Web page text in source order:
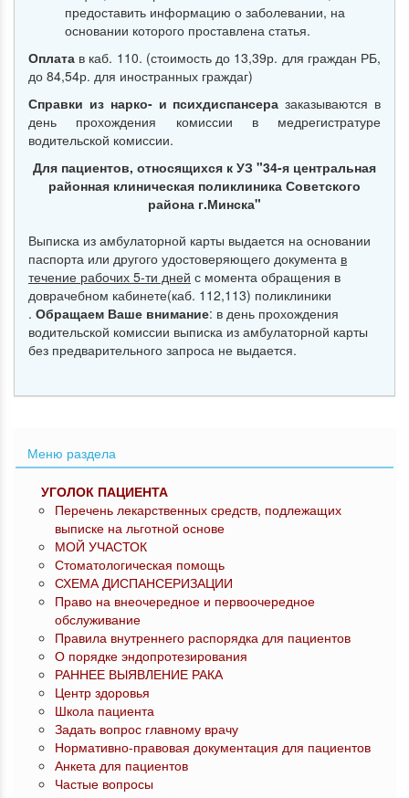
предоставить информацию о заболевании, на
основании которого проставлена статья.
Оплата в каб. 110. (стоимость до 13,39р. для граждан РБ,
до 84,54р. для иностранных граждаг)
Справки из нарко- и психдиспансера заказываются в
день прохождения комиссии в медрегистратуре
водительской комиссии.
Для пациентов, относящихся к УЗ "34-я центральная
районная клиническая поликлиника Советского
района г.Минска"
Выписка из амбулаторной карты выдается на основании
паспорта или другого удостоверяющего документа в
течение рабочих 5-ти дней с момента обращения в
доврачебном кабинете(каб. 112,113) поликлиники
. Обращаем Ваше внимание: в день прохождения
водительской комиссии выписка из амбулаторной карты
без предварительного запроса не выдается.
Меню раздела
УГОЛОК ПАЦИЕНТА
Перечень лекарственных средств, подлежащих
выписке на льготной основе
МОЙ УЧАСТОК
Стоматологическая помощь
СХЕМА ДИСПАНСЕРИЗАЦИИ
Право на внеочередное и первоочередное
обслуживание
Правила внутреннего распорядка для пациентов
О порядке эндопротезирования
РАННЕЕ ВЫЯВЛЕНИЕ РАКА
Центр здоровья
Школа пациента
Задать вопрос главному врачу
Нормативно-правовая документация для пациентов
Анкета для пациентов
Частые вопросы